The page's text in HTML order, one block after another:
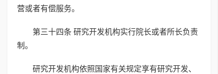
营或者有偿服务。
第三十四条 研究开发机构实行院长或者所长负责
制。
研究开发机构依照国家有关规定享有研究开发、